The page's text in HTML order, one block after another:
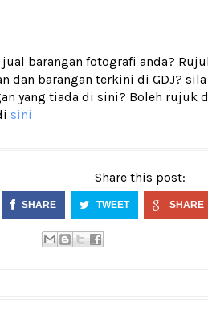
barangan fotografi anda?
dan barangan terkini di GDJ?
yang tiada di sini? Boleh rujuk
sini
Share this post:
SHARE TWEET SHARE